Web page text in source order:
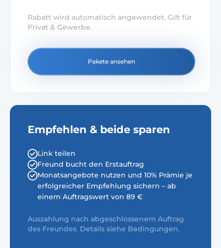
Rabatt wird automatisch angewendet. Gilt für
Privat & Gewerbe.
Pakete ansehen
Empfehlen & beide sparen
Link teilen
Freund bucht den Erstauftrag
Monatsangebote nutzen und 10% Prämie je
erfolgreicher Empfehlung sichern – ab
einem Auftragswert von 89 €
Auszahlung nach abgeschlossenem Auftrag
des Freundes. Details siehe Bedingungen.